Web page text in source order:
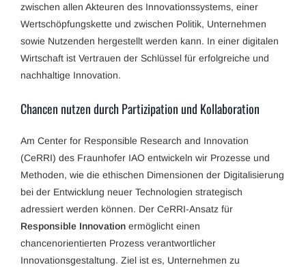
zwischen allen Akteuren des Innovationssystems, einer
Wertschöpfungskette und zwischen Politik, Unternehmen
sowie Nutzenden hergestellt werden kann. In einer digitalen
Wirtschaft ist Vertrauen der Schlüssel für erfolgreiche und
nachhaltige Innovation.
Chancen nutzen durch Partizipation und Kollaboration
Am Center for Responsible Research and Innovation
(CeRRI) des Fraunhofer IAO entwickeln wir Prozesse und
Methoden, wie die ethischen Dimensionen der Digitalisierung
bei der Entwicklung neuer Technologien strategisch
adressiert werden können. Der CeRRI-Ansatz für
Responsible Innovation ermöglicht einen
chancenorientierten Prozess verantwortlicher
Innovationsgestaltung. Ziel ist es, Unternehmen zu